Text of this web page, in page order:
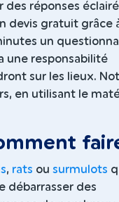
réponses
devis gratuit grâce
un
une responsabilité
sur les lieux.
en utilisant le
, rats ou surmulots
débarrasser des